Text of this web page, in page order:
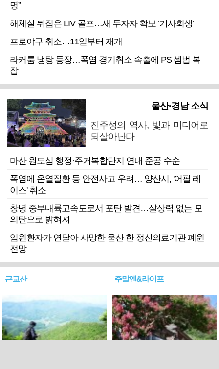
명”
해체설 뒤집은 LIV 골프…새 투자자 확보 ‘기사회생’
프로야구 취소…11일부터 재개
라커룸 냉탕 등장…폭염 경기취소 속출에 PS 셈법 복
잡
울산·경남 소식
진주성의 역사, 빛과 미디어로
되살아난다
마산 원도심 행정·주거복합단지 연내 준공 수순
폭염에 온열질환 등 안전사고 우려… 양산시, '어필 레
이스' 취소
창녕 중부내륙고속도로서 포탄 발견…살상력 없는 모
의탄으로 밝혀져
입원환자가 연달아 사망한 울산 한 정신의료기관 폐원
전망
근교산 주말엔&라이프